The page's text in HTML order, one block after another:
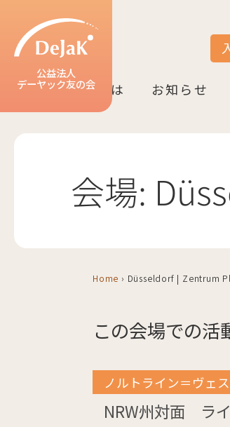
公益法人
デーヤック友の会
サイト内検索
DeJaK友の会とは
DeJaK-友の会とは
入会のご案内
活動紹介
デーヤック発行冊子のご案内
設立10周年記念（2022）
お知らせ
会場:
Home › Düsseldorf | Zentrum
この会場での活
ノルトライン＝ヴェ
NRW州対面 ラ